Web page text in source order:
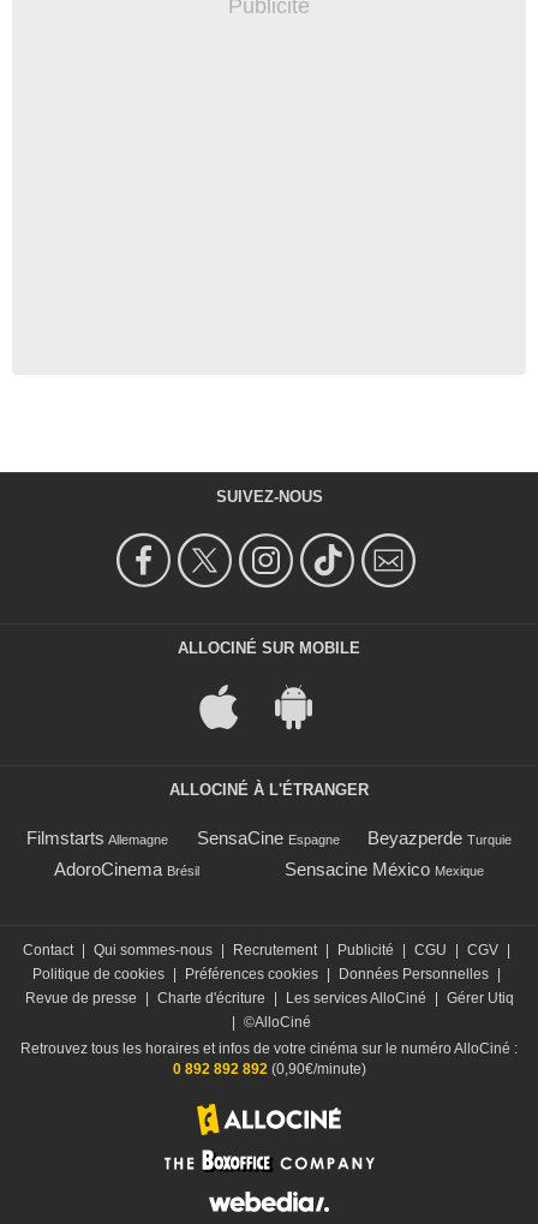
SUIVEZ-NOUS
ALLOCINÉ SUR MOBILE
ALLOCINÉ À L'ÉTRANGER
Filmstarts Allemagne SensaCine Espagne Beyazperde Turquie
AdoroCinema Brésil Sensacine México Mexique
Contact Qui sommes-nous Recrutement Publicité CGU CGV
Politique de cookies
Préférences cookies Données Personnelles
Revue de presse
Charte d'écriture Les services AlloCiné
Gérer Utiq
©AlloCiné
Retrouvez tous les horaires et infos de votre cinéma sur le numéro AlloCiné :
0 892 892 892(0,90€/minute)